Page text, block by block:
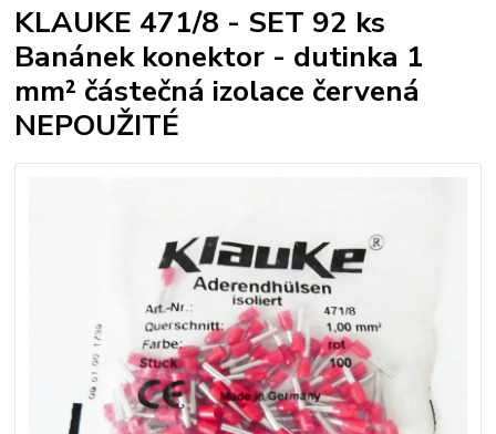
KLAUKE 471/8 - SET 92 ks
Banánek konektor - dutinka 1
mm² částečná izolace červená
NEPOUŽITÉ